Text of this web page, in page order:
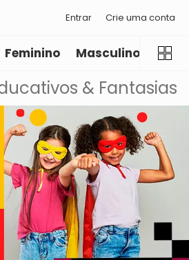
Entrar Crie uma conta
Feminino Masculino
& Fantasias